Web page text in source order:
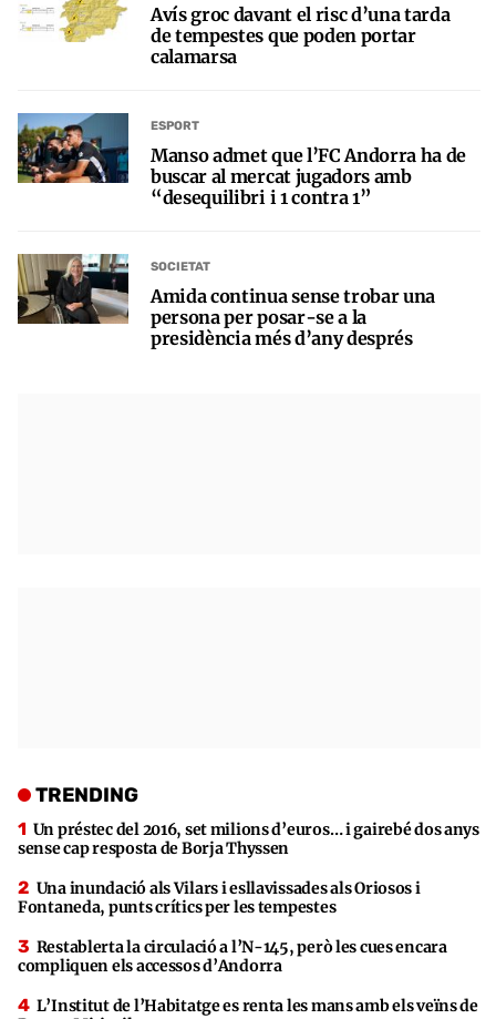
Avís groc davant el risc d’una tarda
de tempestes que poden portar
calamarsa
ESPORT
Manso admet que l’FC Andorra ha de
buscar al mercat jugadors amb
“desequilibri i 1 contra 1”
SOCIETAT
Amida continua sense trobar una
persona per posar-se a la
presidència més d’any després
TRENDING
Un préstec del 2016, set milions d’euros… i gairebé dos anys
sense cap resposta de Borja Thyssen
Una inundació als Vilars i esllavissades als Oriosos i
Fontaneda, punts crítics per les tempestes
Restablerta la circulació a l’N-145, però les cues encara
compliquen els accessos d’Andorra
L’Institut de l’Habitatge es renta les mans amb els veïns de